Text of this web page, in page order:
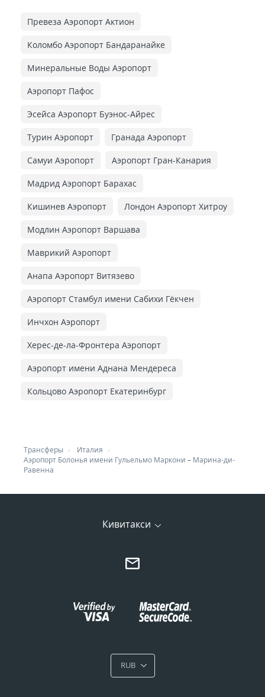
Превеза Аэропорт Актион
Коломбо Аэропорт Бандаранайке
Минеральные Воды Аэропорт
Аэропорт Пафос
Эсейса Аэропорт Буэнос-Айрес
Турин Аэропорт Гранада Аэропорт
Самуи Аэропорт Аэропорт Гран-Канария
Мадрид Аэропорт Барахас
Кишинев Аэропорт Лондон Аэропорт Хитроу
Модлин Аэропорт Варшава
Маврикий Аэропорт
Анапа Аэропорт Витязево
Аэропорт Стамбул имени Сабихи Гёкчен
Инчхон Аэропорт
Херес-де-ла-Фронтера Аэропорт
Аэропорт имени Аднана Мендереса
Кольцово Аэропорт Екатеринбург
Трансферы
Италия
Аэропорт Болонья имени Гульельмо Маркони – Марина-ди-
Равенна
Кивитакси
RUB